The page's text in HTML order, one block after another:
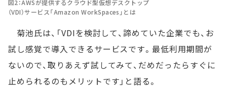
図2：AWSが提供するクラウド型仮想デスクトップ
（VDI）サービス「Amazon WorkSpaces」とは
菊池氏は、「VDIを検討して、諦めていた企業でも、お
試し感覚で導入できるサービスです。最低利用期間が
ないので、取りあえず試してみて、だめだったらすぐに
止められるのもメリットです」と語る。